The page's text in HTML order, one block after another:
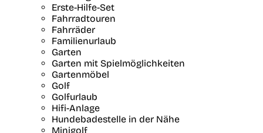
Erste-Hilfe-Set
Fahrradtouren
Fahrräder
Familienurlaub
Garten
Garten mit Spielmöglichkeiten
Gartenmöbel
Golf
Golfurlaub
Hifi-Anlage
Hundebadestelle in der Nähe
Minigolf